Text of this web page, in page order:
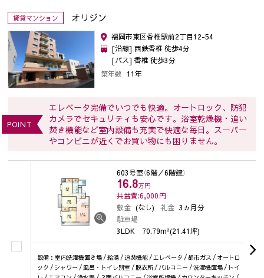
賃貸マンション オリジン
福岡市東区香椎駅前2丁目12-54
[沿線] 西鉄香椎 徒歩4分
[バス] 香椎 徒歩3分
築年数 11年
POINT
エレベータ完備でいつでも快適。オートロック、防犯
カメラでセキュリティも安心です。浴室乾燥機・追い
焚き機能など室内設備も充実で快適な毎日。スーパー
やコンビニが近くでお買い物にも困りません。
603号室（6階／6階建）
16.8万円
共益費:6,000円
敷金 (なし) 礼金 3ヵ月分
駐車場
3LDK 70.79m²(21.41坪)
設備：室内洗濯機置き場 / 給湯 / 追焚機能 / エレベータ / 都市ガス / オートロ
ック / シャワー / 風呂・トイレ別室 / 脱衣所 / バルコニー / 洗濯機置場 / トイ